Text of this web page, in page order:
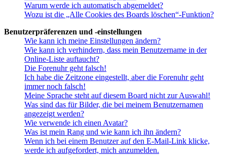
Warum werde ich automatisch abgemeldet?
Wozu ist die „Alle Cookies des Boards löschen“-Funktion?
Benutzerpräferenzen und -einstellungen
Wie kann ich meine Einstellungen ändern?
Wie kann ich verhindern, dass mein Benutzername in der
Online-Liste auftaucht?
Die Forenuhr geht falsch!
Ich habe die Zeitzone eingestellt, aber die Forenuhr geht
immer noch falsch!
Meine Sprache steht auf diesem Board nicht zur Auswahl!
Was sind das für Bilder, die bei meinem Benutzernamen
angezeigt werden?
Wie verwende ich einen Avatar?
Was ist mein Rang und wie kann ich ihn ändern?
Wenn ich bei einem Benutzer auf den E-Mail-Link klicke,
werde ich aufgefordert, mich anzumelden.